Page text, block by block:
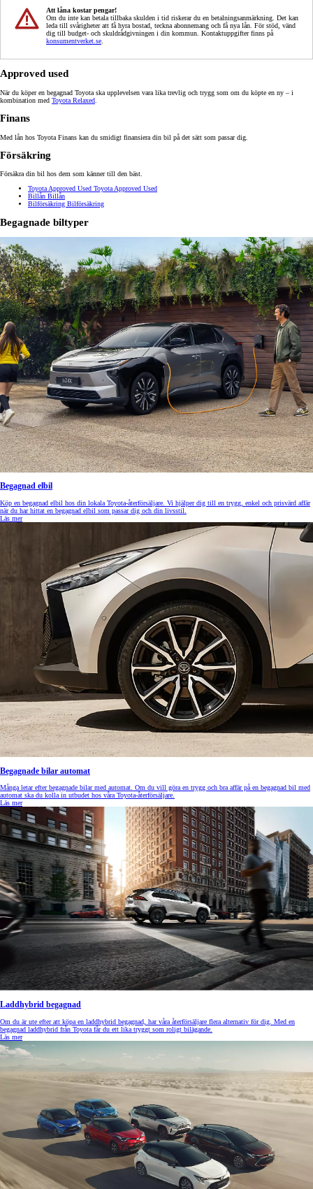
Att låna kostar pengar!
Om du inte kan betala tillbaka skulden i tid riskerar du en betalningsanmärkning. Det kan
leda till svårigheter att få hyra bostad, teckna abonnemang och få nya lån. För stöd, vänd
dig till budget- och skuldrådgivningen i din kommun. Kontaktuppgifter finns på
konsumentverket.se
Approved used
När du köper en begagnad Toyota ska upplevelsen vara lika trevlig och trygg som om du köpte en ny – i
kombination med Toyota Relaxed
Finans
Med lån hos Toyota Finans kan du smidigt finansiera din bil på det sätt som passar dig.
Försäkring
Försäkra din bil hos dem som känner till den bäst.
Toyota Approved Used Toyota Approved Used
Billån Billån
Bilförsäkring Bilförsäkring
Begagnade biltyper
Begagnad elbil
Köp en begagnad elbil hos din lokala Toyota-återförsäljare. Vi hjälper dig till en trygg, enkel och prisvärd affär
när du har hittat en begagnad elbil som passar dig och din livsstil.
Läs mer
Begagnade bilar automat
Många letar efter begagnade bilar med automat. Om du vill göra en trygg och bra affär på en begagnad bil med
automat ska du kolla in utbudet hos våra Toyota-återförsäljare.
Läs mer
Laddhybrid begagnad
Om du är ute efter att köpa en laddhybrid begagnad, har våra återförsäljare flera alternativ för dig. Med en
begagnad laddhybrid från Toyota får du ett lika tryggt som roligt bilägande.
Läs mer